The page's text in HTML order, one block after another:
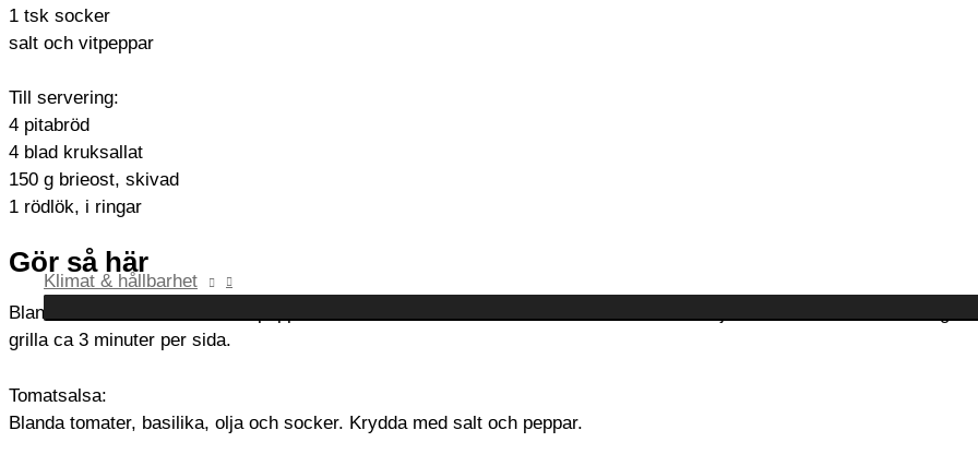
Klimat & hållbarhet
1 tsk socker
salt och vitpeppar
Till servering:
4 pitabröd
4 blad kruksallat
150 g brieost, skivad
1 rödlök, i ringar
Gör så här
Blanda samman färs, salt och peppar. Rulla till en rulle och skär i 4 skivor. Platta ut varje skiva till en tunn
grilla ca 3 minuter per sida.
Tomatsalsa:
Blanda tomater, basilika, olja och socker. Krydda med salt och peppar.